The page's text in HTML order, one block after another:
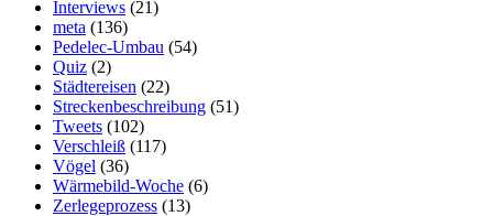
Interviews (21)
meta (136)
Pedelec-Umbau (54)
Quiz (2)
Städtereisen (22)
Streckenbeschreibung (51)
Tweets (102)
Verschleiß (117)
Vögel (36)
Wärmebild-Woche (6)
Zerlegeprozess (13)